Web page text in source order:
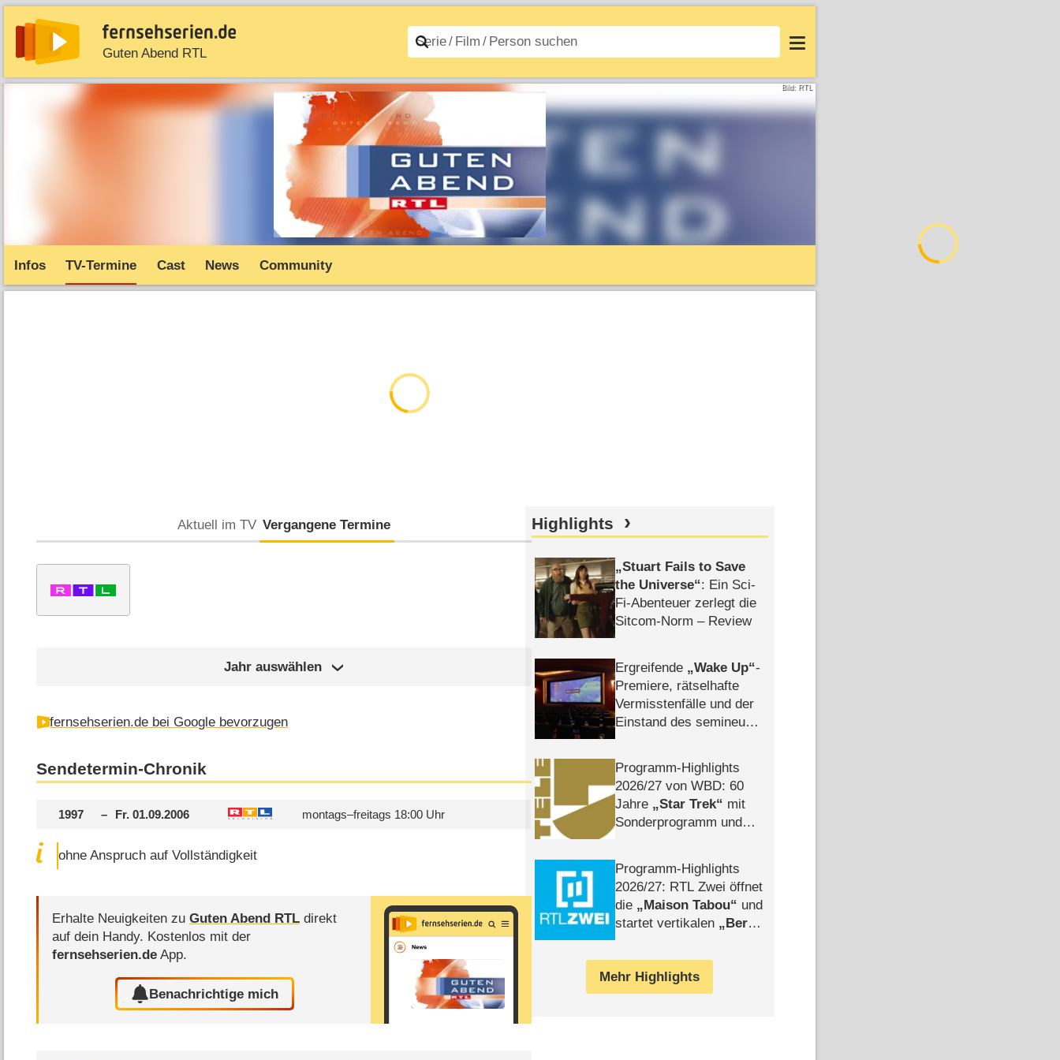
Guten Abend RTL
News Entdecken Streaming Filme A–Z Login
Bild: RTL
Infos TV-Termine Cast News Community
Aktuell im TV Vergangene Termine
Jahr auswählen
fernsehserien.de bei Google bevorzugen
Sendetermin-Chronik
1997 – Fr. 01.09.2006 montags–freitags 18:00 Uhr
ohne Anspruch auf Vollständigkeit
Erhalte Neuigkeiten zuGuten Abend RTL direkt
auf dein Handy. Kostenlos mit der
fernsehserien.de App.
Benachrichtige mich
Highlights
Stuart Fails to Save
the Universe : Ein Sci-
Fi-Abenteuer zerlegt die
Sitcom-Norm – Review
Ergreifende Wake Up -
Premiere, rätselhafte
Vermisstenfälle und der
Einstand des semineuen
Programm-Highlights
2026/​27 von WBD: 60
Jahre
Star Trek
mit
Sonderprogramm und
Programm-Highlights
2026/​27: RTL Zwei öffnet
die
Maison Tabou
und
startet vertikalen
Berlin
Mehr Highlights